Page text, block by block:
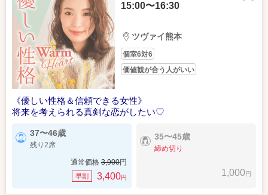
15:00〜16:30
ツヴァイ熊本
個室6対6
価値観が合う人がいい
《優しい性格＆信頼できる女性》
将来を考えられる真剣な恋がしたい♡
37〜46歳
残り2席
通常価格 3,900円
早割 3,400円
35〜45歳
締め切り
1,000円